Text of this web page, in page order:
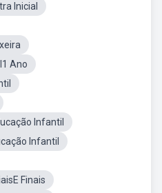
Inicial
Ano
Infantil
Infantil
Finais